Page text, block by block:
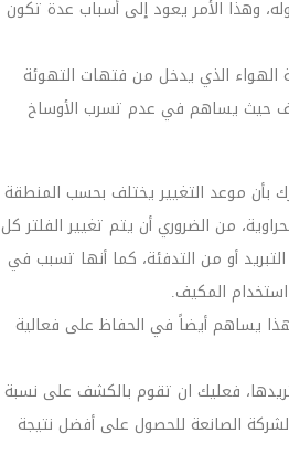
وهذا الأمر يعود إلى أسباب عدة تكون
الذي يدخل من فتهات التهوئة
حيث يساهم في عدم تسرب الأوساخ
بأن موعد التغيير يختلف بحسب المنطقة
من الضروري أن يتم تغيير الفلتر كل
أو من التدفئة، كما أنها تسبب في
المكيف.
يساهم أيضاً في الحفاظ على فعالية
فعليك ان تقوم بالكشف على نسبة
الصانعة للحصول على أفضل نتيجة